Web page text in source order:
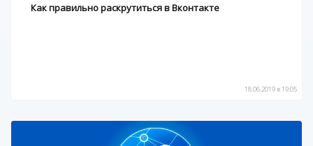
Как правильно раскрутиться в Вконтакте
18.06.2019 в 19:05